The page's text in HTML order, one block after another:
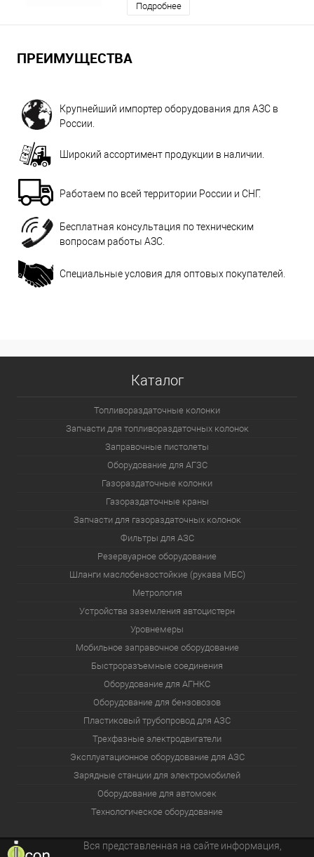
Подробнее
ПРЕИМУЩЕСТВА
Крупнейший импортер оборудования для АЗС в
России.
Широкий ассортимент продукции в наличии.
Работаем по всей территории России и СНГ.
Бесплатная консультация по техническим
вопросам работы АЗС.
Специальные условия для оптовых покупателей.
Каталог
Топливораздаточные колонки
Запчасти для топливораздаточных колонок
Заправочные пистолеты
Оборудование для АГЗС
Газораздаточные колонки
Газораздаточные краны
Запчасти для газораздаточных колонок
Фильтры для АЗС
Резервуарное оборудование
Шланги маслобензостойкие (рукава МБС)
Метрология
Устройства заземления автоцистерн
Уровнемеры
Мобильное заправочное оборудование
Быстроразъемные соединения
Оборудование для АГНКС
Оборудование для бензовозов
Пластиковый трубопровод для АЗС
Трехфазные электродвигатели
Эксплуатационное оборудование для АЗС
Зарядные станции для электромобилей
Оборудование для автомоек
Технологическое оборудование
Вся представленная на сайте информация,